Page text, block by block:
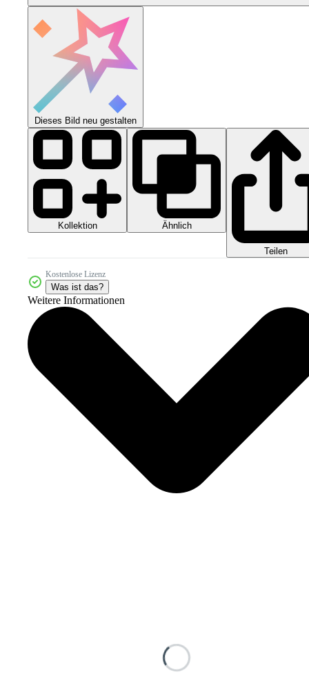
Dieses Bild neu gestalten
Kollektion Ähnlich
Teilen
Kostenlose Lizenz
Was ist das?
Weitere Informationen